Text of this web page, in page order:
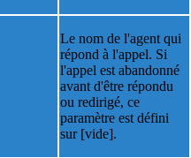
Le nom de l'agent qui
répond à l'appel. Si
l'appel est abandonné
avant d'être répondu
ou redirigé, ce
paramètre est défini
sur [vide].